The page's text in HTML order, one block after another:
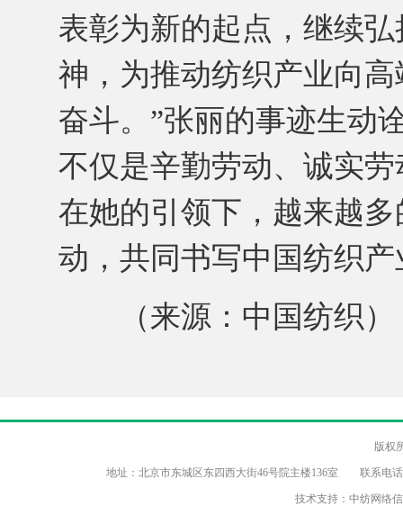
表彰为新的起点，继续
神，为推动纺织产业向
奋斗。”张丽的事迹生
不仅是辛勤劳动、诚实
在她的引领下，越来越
动，共同书写中国纺织
（来源：中国纺织）
版权
地址：北京市东城区东四西大街46号院主楼136室 联系电
技术支持：中纺网络